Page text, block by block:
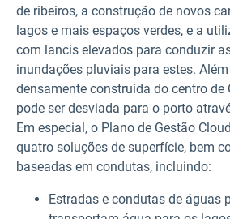
de ribeiros, a construção de novos
lagos e mais espaços verdes, e a
com lancis elevados para conduzir
inundações pluviais para estes.
densamente construída do centro de
pode ser desviada para o porto
Em especial, o Plano de Gestão
quatro soluções de superfície, bem
baseadas em condutas, incluindo:
Estradas e condutas de águas